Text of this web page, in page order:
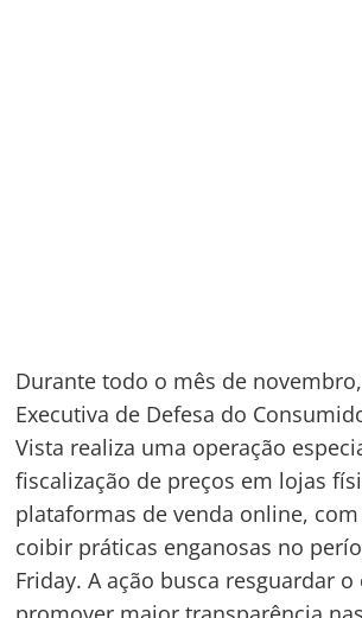
Durante todo o mês de
Executiva de Defesa do
Vista realiza uma operação
fiscalização de preços em lojas
plataformas de venda online,
coibir práticas enganosas no
Friday. A ação busca resguardar